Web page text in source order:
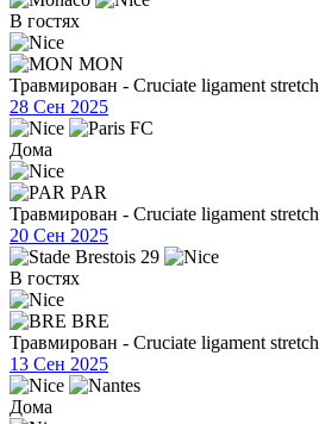
В гостях
MON
Травмирован - Cruciate ligament stretch
28 Сен 2025
Дома
PAR
Травмирован - Cruciate ligament stretch
20 Сен 2025
В гостях
BRE
Травмирован - Cruciate ligament stretch
13 Сен 2025
Дома